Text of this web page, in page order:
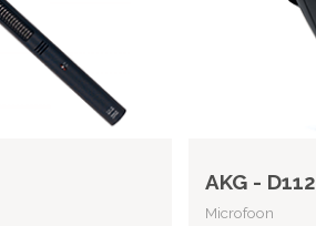
AKG - D112
Microfoon